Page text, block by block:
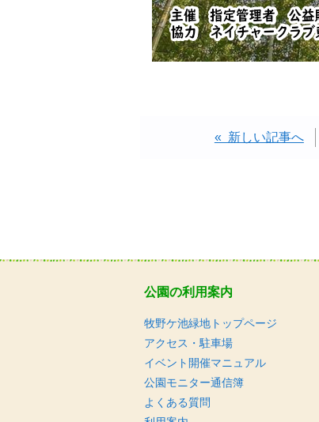
« 新しい記事へ
公園の利用案内
牧野ケ池緑地トップページ
アクセス・駐車場
イベント開催マニュアル
公園モニター通信簿
よくある質問